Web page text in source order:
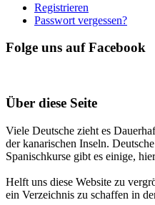
Registrieren
Passwort vergessen?
Folge uns auf Facebook
Über diese Seite
Viele Deutsche zieht es
der kanarischen Inseln.
Spanischkurse gibt es einige,
Helft uns diese Website zu
ein Verzeichnis zu schaffen in